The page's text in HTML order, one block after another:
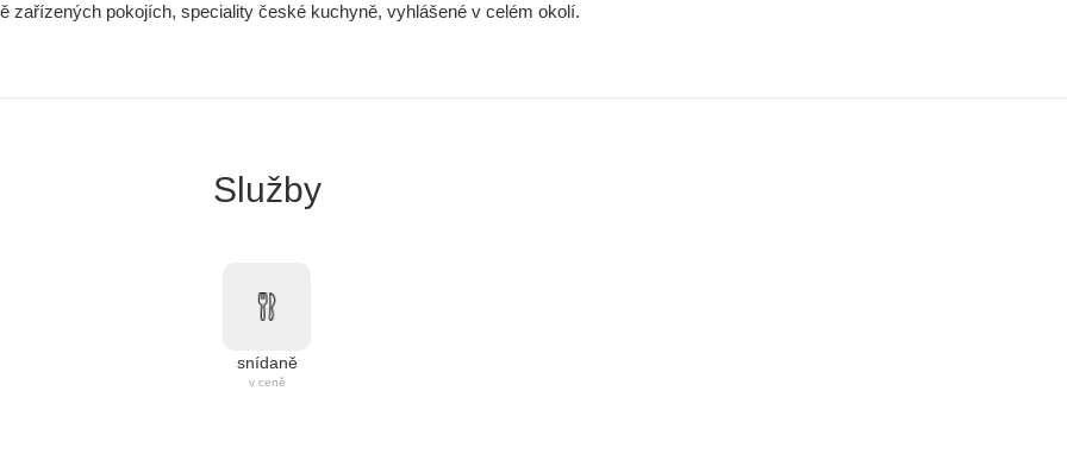
zařízených pokojích, speciality české kuchyně, vyhlášené v celém okolí.
Služby
snídaně
v ceně